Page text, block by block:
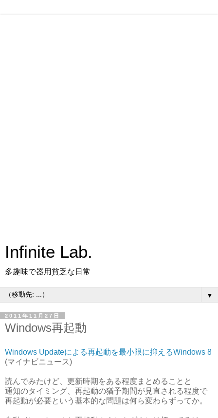
Infinite Lab.
多趣味で器用貧乏な日常
▼
2011年11月27日
Windows再起動
Windows Updateによる再起動を最小限に抑えるWindows 8
(マイナビニュース)
読んでみたけど、更新時期をある程度まとめることと
通知のタイミング、再起動の猶予期間が見直される程度で
再起動が必要という基本的な問題は何ら変わらずってか。